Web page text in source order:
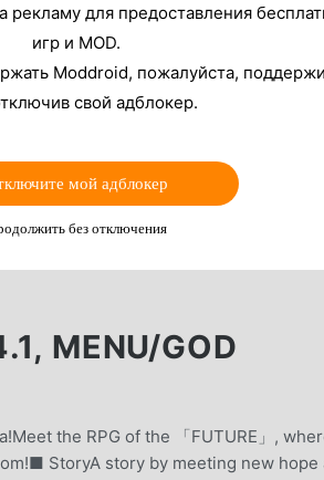
MENU/GOD
the RPG of the 「FUTURE」,
StoryA story by meeting new hope
рекламу для предоставления
игр и MOD.
Moddroid, пожалуйста,
свой адблокер.
мой адблокер
без отключения